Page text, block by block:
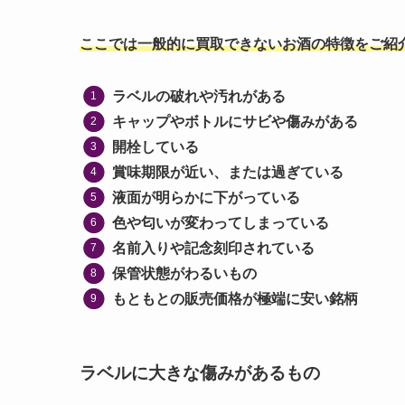
ここでは一般的に買取できないお酒の特徴をご紹
ラベルの破れや汚れがある
キャップやボトルにサビや傷みがある
開栓している
賞味期限が近い、または過ぎている
液面が明らかに下がっている
色や匂いが変わってしまっている
名前入りや記念刻印されている
保管状態がわるいもの
もともとの販売価格が極端に安い銘柄
ラベルに大きな傷みがあるもの